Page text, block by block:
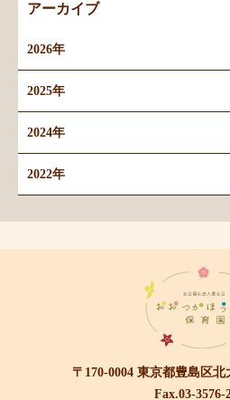
アーカイブ
2026年
2025年
2024年
2022年
〒170-0004 東京都豊島区北
Fax.03-3576-